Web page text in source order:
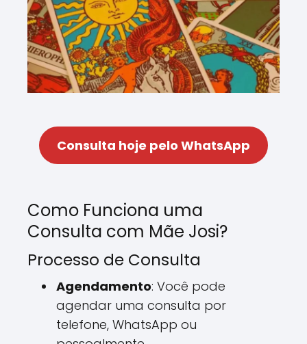
Consulta hoje pelo WhatsApp
Como Funciona uma
Consulta com Mãe Josi?
Processo de Consulta
Agendamento: Você pode
agendar uma consulta por
telefone, WhatsApp ou